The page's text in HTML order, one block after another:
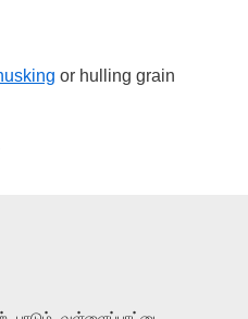
or hulling grain